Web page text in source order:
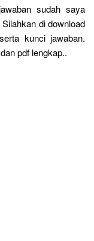
sudah saya
di download
kunci jawaban.
pdf lengkap..